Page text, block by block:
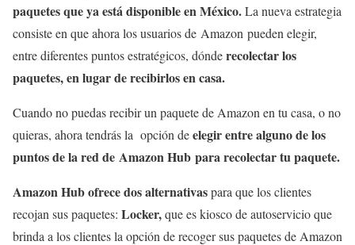
paquetes que ya está disponible en México.La nueva estrategia
consiste en que ahora los usuarios de Amazon pueden elegir,
entre diferentes puntos estratégicos, dónderecolectar los
paquetes, en lugar de recibirlos en casa.
Cuando no puedas recibir un paquete de Amazon en tu casa, o no
quieras, ahora tendrás la opción deelegir entre alguno de los
puntos de la red de Amazon Hub para recolectar tu paquete.
Amazon Hub ofrece dos alternativaspara que los clientes
recojan sus paquetes: Locker,que es kiosco de autoservicio que
brinda a los clientes la opción de recoger sus paquetes de Amazon